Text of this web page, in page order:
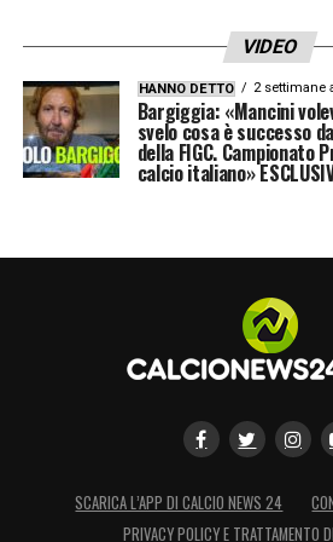
tutti i punti di vista. Alla
conta. E noi speriamo di
prossime gare».
VIDEO
HANNO DETTO 2 settimane
Bargiggia: «Mancini
svelo cosa è successo
della FIGC. Campionato
calcio italiano»
SCARICA L’APP DI CALCIO NEWS 24
PRIVACY POLICY E TRATTAMENTO